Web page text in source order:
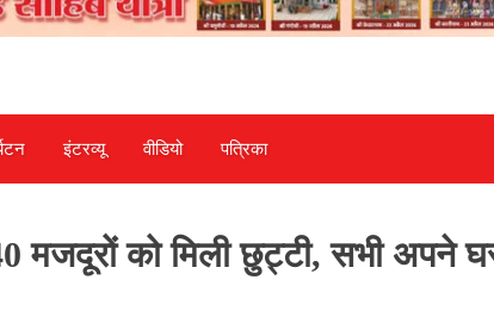
इंटरव्‍यू वीडियो पत्रिका
को मिली छुट्टी, सभी अपने